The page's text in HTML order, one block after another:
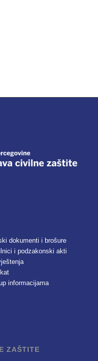
dokumenti i brošure
i podzakonski akti
informacijama
ZAŠTITE